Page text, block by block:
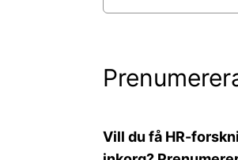
Vill du få HR-